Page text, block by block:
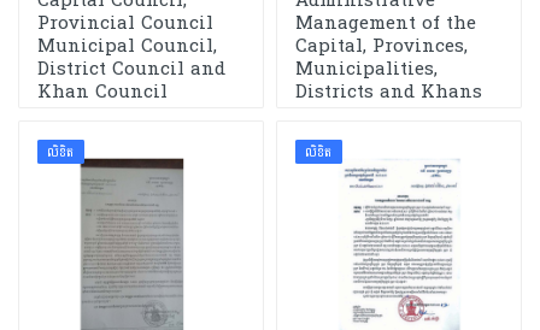
Provincial Council
Municipal Council,
District Council and
Khan Council
Management of the
Capital, Provinces,
Municipalities,
Districts and Khans
លិខិត លិខិត